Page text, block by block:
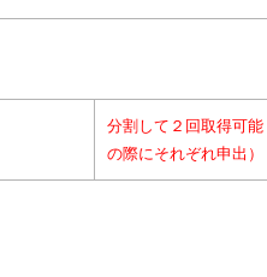
分割して２回取得可能
の際にそれぞれ申出）